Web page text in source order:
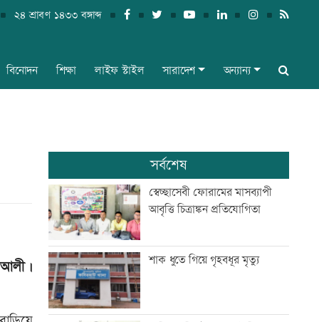
২৪ শ্রাবণ ১৪৩৩ বঙ্গাব্দ
বিনোদন শিক্ষা লাইফ স্টাইল সারাদেশ অন্যান্য
আলী।
সর্বশেষ
স্বেচ্ছাসেবী ফোরামের মাসব্যাপী
আবৃত্তি চিত্রাঙ্কন প্রতিযোগিতা
শাক ধুতে গিয়ে গৃহবধূর মৃত্যু